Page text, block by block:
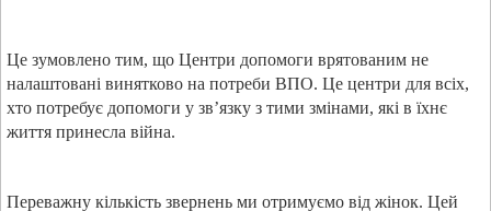
Це зумовлено тим, що Центри допомоги врятованим не
налаштовані винятково на потреби ВПО. Це центри для всіх,
хто потребує допомоги у зв’язку з тими змінами, які в їхнє
життя принесла війна.
Переважну кількість звернень ми отримуємо від жінок. Цей